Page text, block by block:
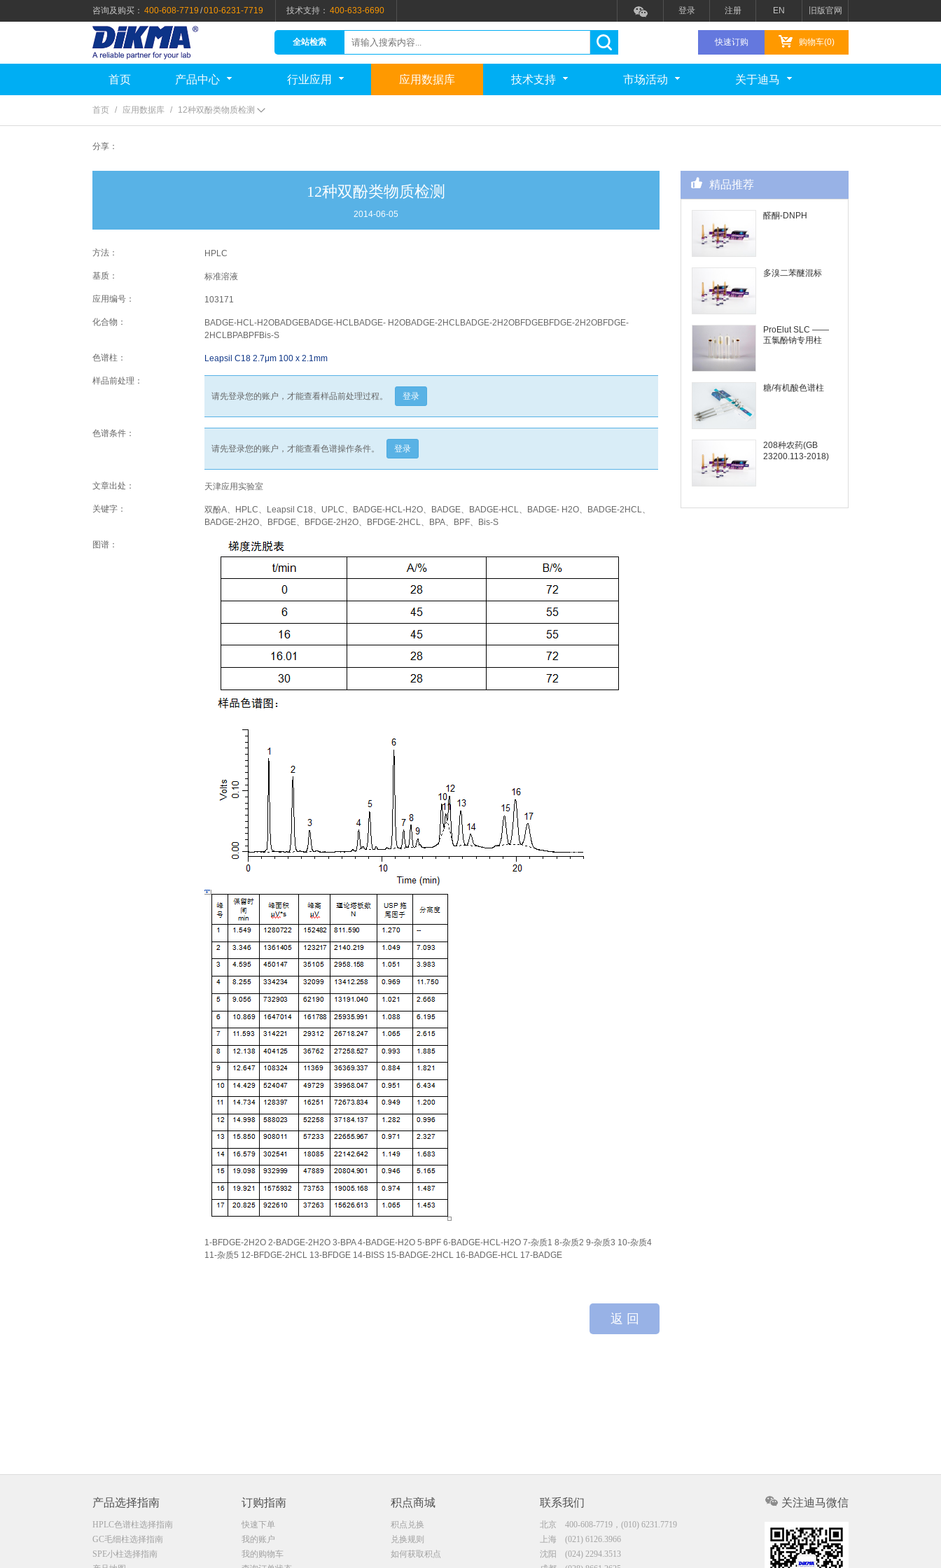
咨询及购买： 400-608-7719 /010-6231-7719 技术支持： 400-633-6690 旧版官网
EN
注册
登录
全站检索 快速订购 购物车(0)
首页 产品中心 行业应用 应用数据库 技术支持 市场活动 关于迪马
首页 / 应用数据库 / 12种双酚类物质检测
分享：
12种双酚类物质检测
2014-06-05
方法： HPLC
基质： 标准溶液
应用编号： 103171
化合物：
BADGE-HCL-H2OBADGEBADGE-HCLBADGE- H2OBADGE-2HCLBADGE-2H2OBFDGEBFDGE-2H2OBFDGE-
2HCLBPABPFBis-S
色谱柱： Leapsil C18 2.7μm 100 x 2.1mm
样品前处理：
请先登录您的账户，才能查看样品前处理过程。
登录
色谱条件：
请先登录您的账户，才能查看色谱操作条件。
登录
文章出处： 天津应用实验室
关键字：
双酚A、HPLC、Leapsil C18、UPLC、BADGE-HCL-H2O、BADGE、BADGE-HCL、BADGE- H2O、BADGE-2HCL、
BADGE-2H2O、BFDGE、BFDGE-2H2O、BFDGE-2HCL、BPA、BPF、Bis-S
图谱：
1-BFDGE-2H2O 2-BADGE-2H2O 3-BPA 4-BADGE-H2O 5-BPF 6-BADGE-HCL-H2O 7-杂质1 8-杂质2 9-杂质3 10-杂质4
11-杂质5 12-BFDGE-2HCL 13-BFDGE 14-BISS 15-BADGE-2HCL 16-BADGE-HCL 17-BADGE
返 回
精品推荐
醛酮-DNPH
多溴二苯醚混标
ProElut SLC ——
五氯酚钠专用柱
糖/有机酸色谱柱
208种农药(GB
23200.113-2018)
产品选择指南
HPLC色谱柱选择指南
GC毛细柱选择指南
SPE小柱选择指南
订购指南
快速下单
我的账户
我的购物车
积点商城
积点兑换
兑换规则
如何获取积点
联系我们
北京 400-608-7719，(010) 6231.7719
上海 (021) 6126.3966
沈阳 (024) 2294.3513
关注迪马微信